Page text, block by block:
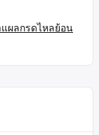
ผลกรดไหลย้อน